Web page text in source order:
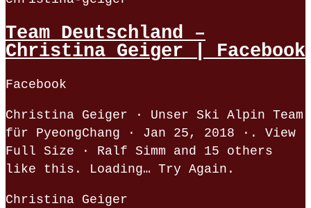
Team Deutschland –
Christina Geiger | Facebook
Facebook
Christina Geiger · Unser Ski Alpin Team
für PyeongChang · Jan 25, 2018 ·. View
Full Size · Ralf Simm and 15 others
like this. Loading… Try Again.
Christina Geiger